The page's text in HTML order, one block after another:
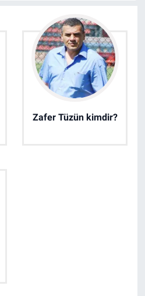
Zafer Tüzün kimdir?